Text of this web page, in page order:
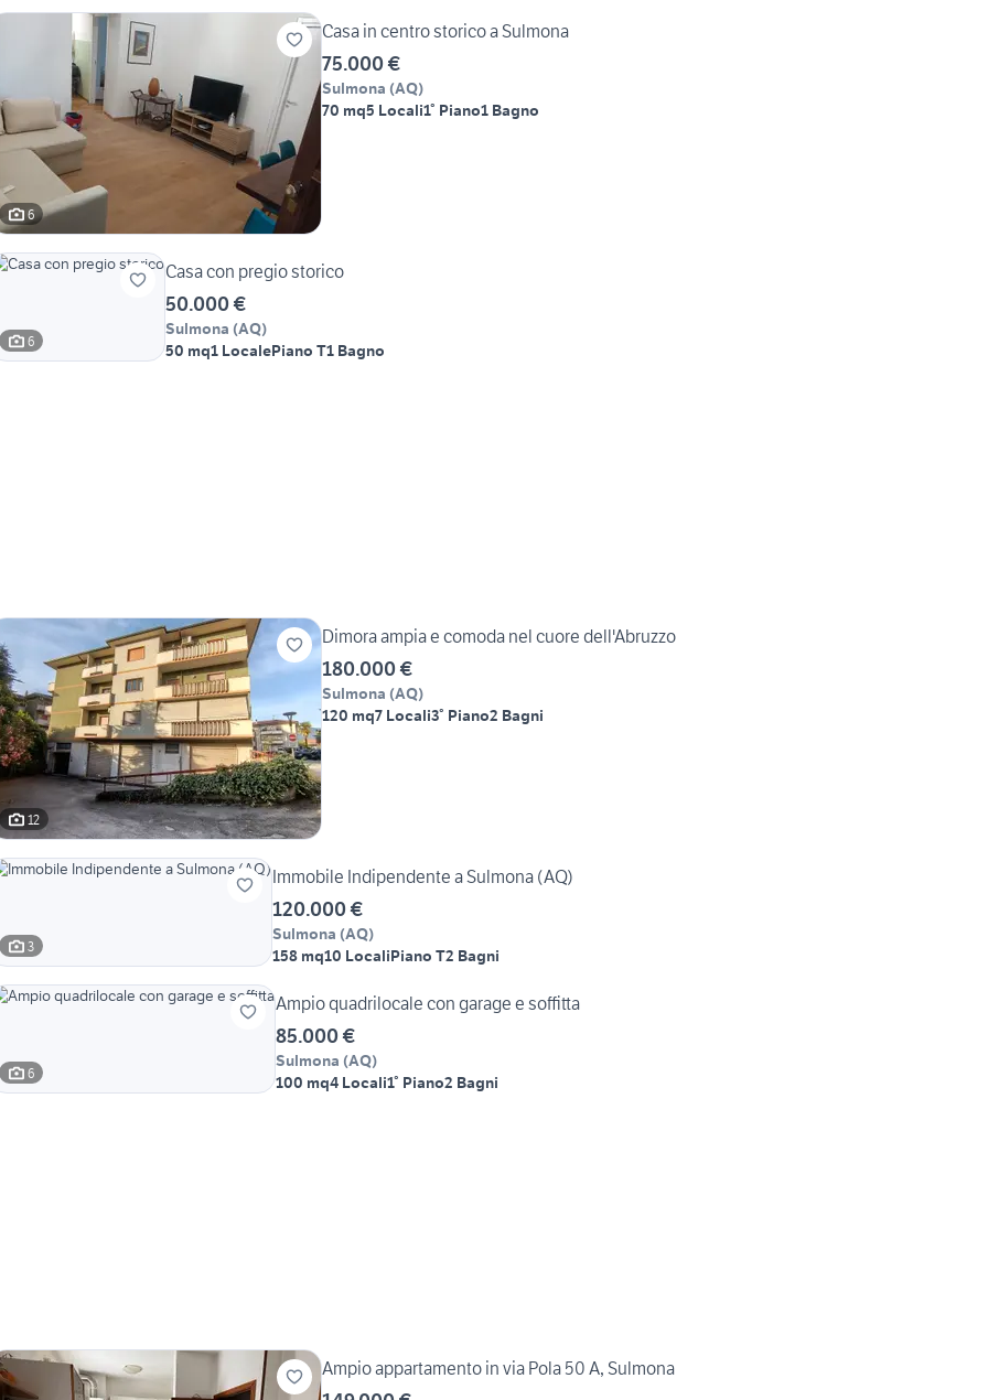
6
Casa in centro storico a Sulmona
75.000 €
Sulmona (AQ)
70 mq5 Locali1° Piano1 Bagno
6
Casa con pregio storico
50.000 €
Sulmona (AQ)
50 mq1 LocalePiano T1 Bagno
12
Dimora ampia e comoda nel cuore dell'Abruzzo
180.000 €
Sulmona (AQ)
120 mq7 Locali3° Piano2 Bagni
3
Immobile Indipendente a Sulmona (AQ)
120.000 €
Sulmona (AQ)
158 mq10 LocaliPiano T2 Bagni
6
Ampio quadrilocale con garage e soffitta
85.000 €
Sulmona (AQ)
100 mq4 Locali1° Piano2 Bagni
Ampio appartamento in via Pola 50 A, Sulmona